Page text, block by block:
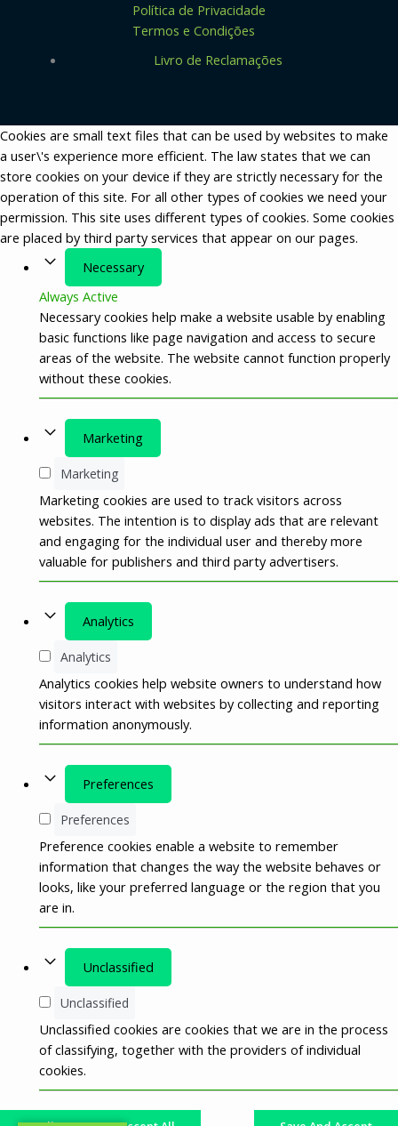
Política de Privacidade
Termos e Condições
Livro de Reclamações
Cookies are small text files that can be used by websites to make
a user\'s experience more efficient. The law states that we can
store cookies on your device if they are strictly necessary for the
operation of this site. For all other types of cookies we need your
permission. This site uses different types of cookies. Some cookies
are placed by third party services that appear on our pages.
Necessary
Always Active
Necessary cookies help make a website usable by enabling
basic functions like page navigation and access to secure
areas of the website. The website cannot function properly
without these cookies.
Marketing
Marketing
Marketing cookies are used to track visitors across
websites. The intention is to display ads that are relevant
and engaging for the individual user and thereby more
valuable for publishers and third party advertisers.
Analytics
Analytics
Analytics cookies help website owners to understand how
visitors interact with websites by collecting and reporting
information anonymously.
Preferences
Preferences
Preference cookies enable a website to remember
information that changes the way the website behaves or
looks, like your preferred language or the region that you
are in.
Unclassified
Unclassified
Unclassified cookies are cookies that we are in the process
of classifying, together with the providers of individual
cookies.